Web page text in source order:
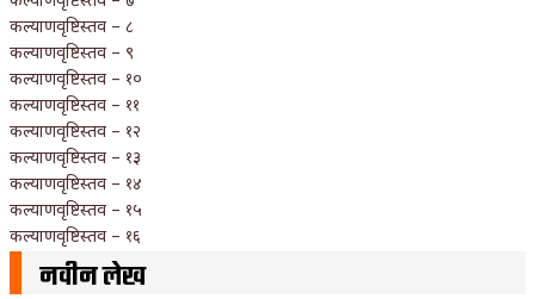
कल्याणवृष्टिस्तव – ८
कल्याणवृष्टिस्तव – ९
कल्याणवृष्टिस्तव – १०
कल्याणवृष्टिस्तव – ११
कल्याणवृष्टिस्तव – १२
कल्याणवृष्टिस्तव – १३
कल्याणवृष्टिस्तव – १४
कल्याणवृष्टिस्तव – १५
कल्याणवृष्टिस्तव – १६
नवीन लेख